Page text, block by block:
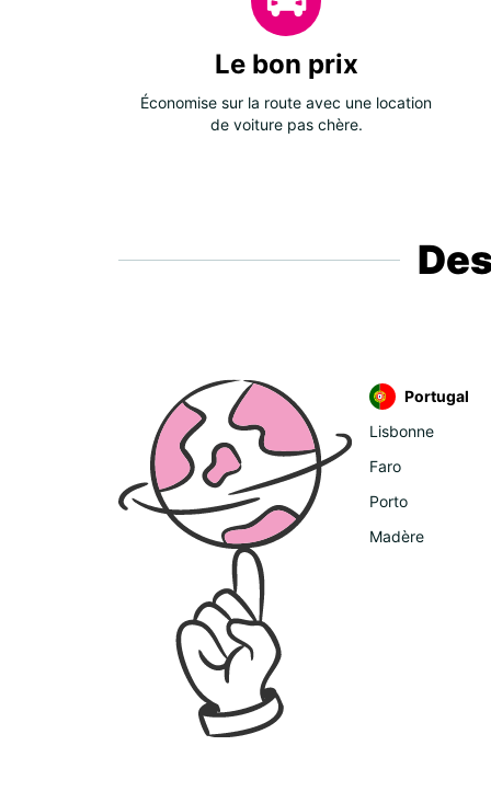
Le bon prix
Économise sur la route avec une location
de voiture pas chère.
Portugal
Lisbonne
Faro
Porto
Madère